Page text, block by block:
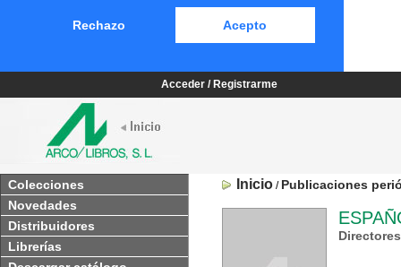
Rechazo Acepto
Acceder / Registrarme
Colecciones
Novedades
Distribuidores
Librerías
Inicio / Publicaciones